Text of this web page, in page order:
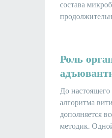
состава
Роль
До настоящего
алгоритма
дополняется
методик.